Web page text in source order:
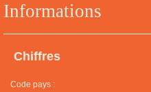
Informations
Chiffres
Code pays :